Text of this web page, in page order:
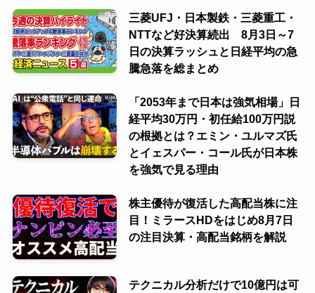
三菱UFJ・日本製鉄・三菱重工・
NTTなど好決算続出 8月3日～7
日の決算ラッシュと日経平均の急
騰急落を総まとめ
「2053年まで日本は強気相場」日
経平均30万円・初任給100万円説
の根拠とは？エミン・ユルマズ氏
とイェスパー・コール氏が日本株
を強気で見る理由
株主優待が復活した高配当株に注
目！ミラースHDをはじめ8月7日
の注目決算・高配当銘柄を解説
テクニカル分析だけで10億円は可